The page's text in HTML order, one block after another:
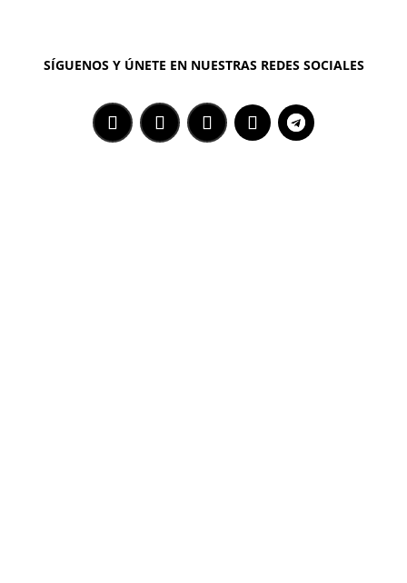
SÍGUENOS Y ÚNETE EN NUESTRAS REDES SOCIALES